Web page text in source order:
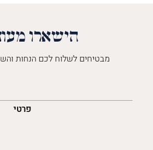
הישארו
מבטיחים לשלוח לכם הנחות
פרטי